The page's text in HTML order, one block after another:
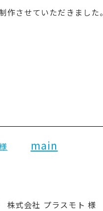
させていただきました。
main
株式会社 プラスモト 様